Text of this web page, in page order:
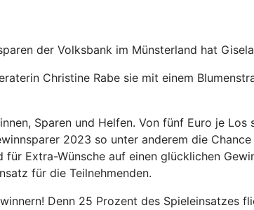
der Volksbank im Münsterland hat
Christine Rabe sie mit einem
Sparen und Helfen. Von fünf Euro je
2023 so unter anderem die
Extra-Wünsche auf einen glücklichen
für die Teilnehmenden.
Denn 25 Prozent des